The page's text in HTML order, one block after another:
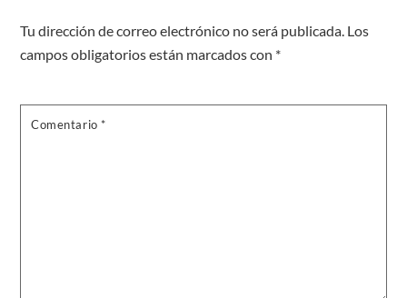
Tu dirección de correo electrónico no será publicada. Los
campos obligatorios están marcados con *
Comentario *